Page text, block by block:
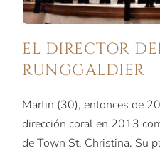
EL DIRECTOR
RUNGGALDIER
Martin (30), entonces de
dirección coral en 2013
de Town St. Christina. Su